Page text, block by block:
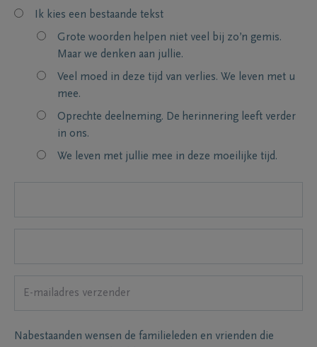
Ik kies een bestaande tekst
Grote woorden helpen niet veel bij zo’n gemis.
Maar we denken aan jullie.
Veel moed in deze tijd van verlies. We leven met u
mee.
Oprechte deelneming. De herinnering leeft verder
in ons.
We leven met jullie mee in deze moeilijke tijd.
Nabestaanden wensen de familieleden en vrienden die